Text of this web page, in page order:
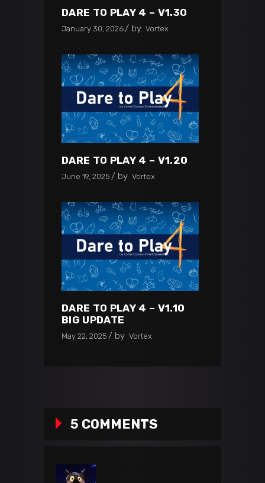
DARE TO PLAY 4 – V1.30
January 30, 2026 by Vortex
DARE TO PLAY 4 – V1.20
June 19, 2025 by Vortex
DARE TO PLAY 4 – V1.10
BIG UPDATE
May 22, 2025 by Vortex
5 COMMENTS